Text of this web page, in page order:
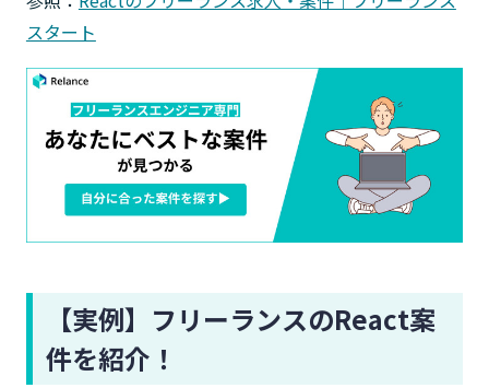
スタート
【実例】フリーランスのReact案
件を紹介！